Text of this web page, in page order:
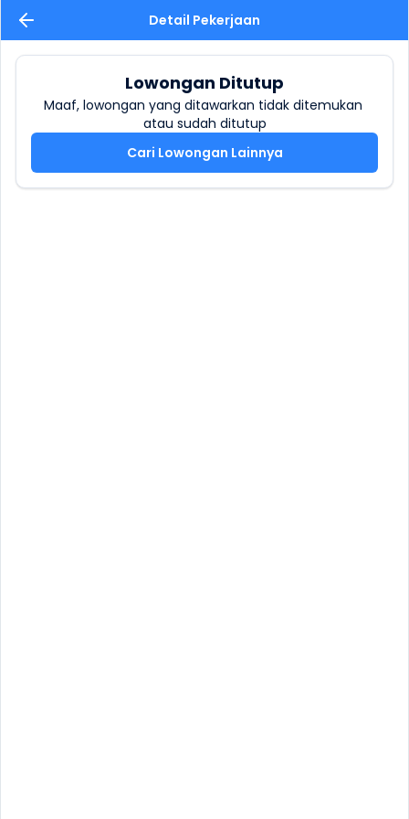
Detail Pekerjaan
Lowongan Ditutup
Maaf, lowongan yang ditawarkan tidak ditemukan
atau sudah ditutup
Cari Lowongan Lainnya